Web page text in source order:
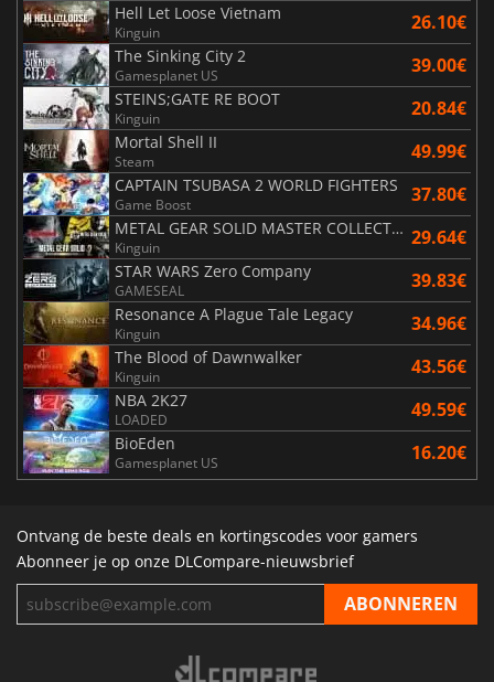
Hell Let Loose Vietnam
Kinguin 26.10€
The Sinking City 2
Gamesplanet US 39.00€
STEINS;GATE RE BOOT
Kinguin 20.84€
Mortal Shell II
Steam 49.99€
CAPTAIN TSUBASA 2 WORLD FIGHTERS
Game Boost 37.80€
METAL GEAR SOLID MASTER COLLECTION Vol.2
Kinguin 29.64€
STAR WARS Zero Company
GAMESEAL 39.83€
Resonance A Plague Tale Legacy
Kinguin 34.96€
The Blood of Dawnwalker
Kinguin 43.56€
NBA 2K27
LOADED 49.59€
BioEden
Gamesplanet US 16.20€
Ontvang de beste deals en kortingscodes voor gamers
Abonneer je op onze DLCompare-nieuwsbrief